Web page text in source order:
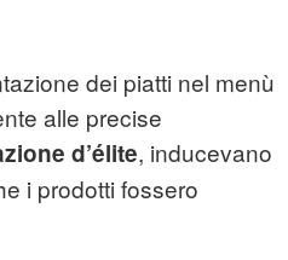
dei piatti nel menù
alle precise
d’élite, inducevano
i prodotti fossero